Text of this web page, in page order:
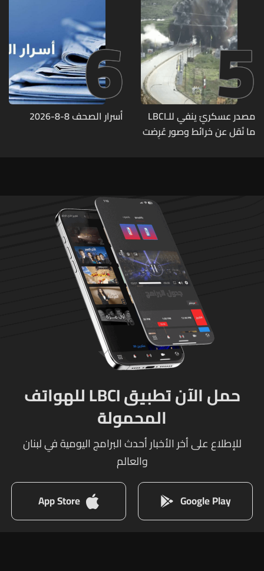
5
مصدر عسكريّ ينفي للـLBCI
ما نُقل عن خرائط وصور عُرِضت
6
أسرار الصحف 8-8-2026
حمل الآن تطبيق LBCI للهواتف
المحمولة
للإطلاع على أخر الأخبار أحدث البرامج اليومية في لبنان
والعالم
Google Play
App Store